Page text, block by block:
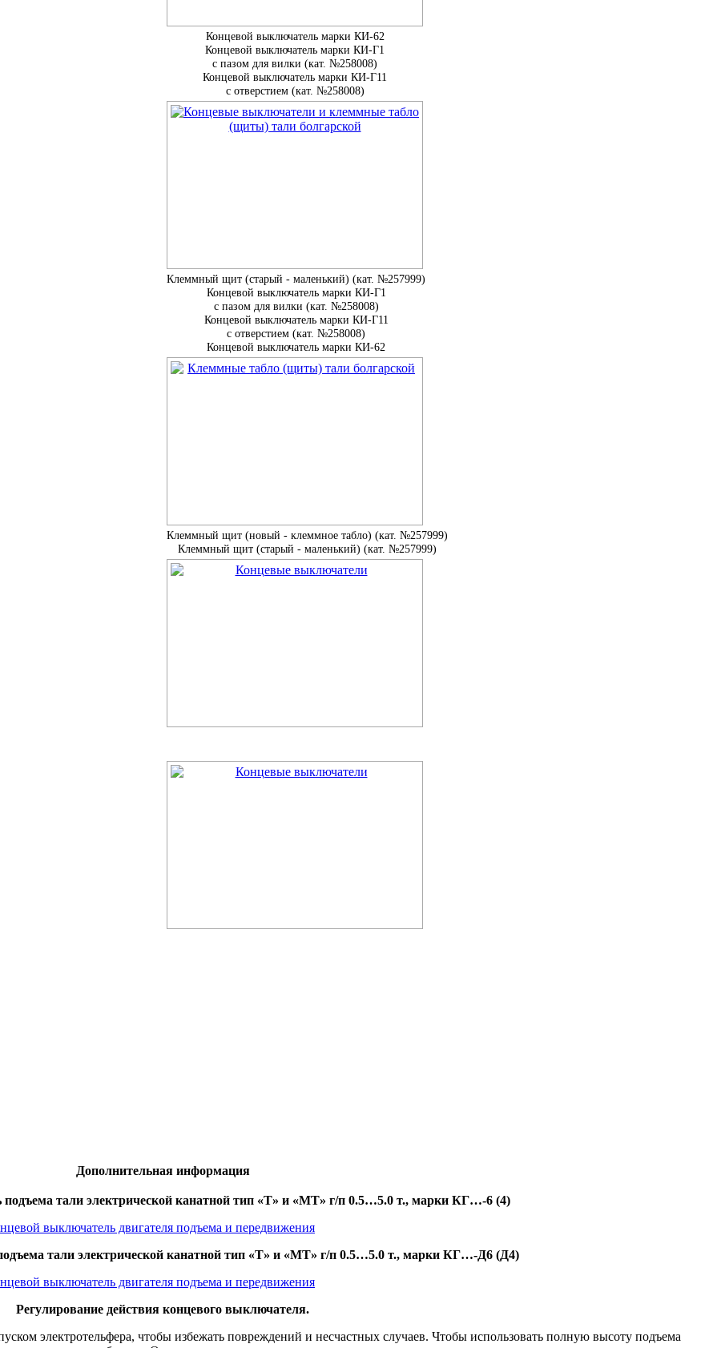
Концевой выключатель марки КИ-62
Концевой выключатель марки КИ-Г1
с пазом для вилки (кат. №258008)
Концевой выключатель марки КИ-Г11
с отверстием (кат. №258008)
Клеммный щит (старый - маленький) (кат. №257999)
Концевой выключатель марки КИ-Г1
с пазом для вилки (кат. №258008)
Концевой выключатель марки КИ-Г11
с отверстием (кат. №258008)
Концевой выключатель марки КИ-62
Клеммный щит (новый - клеммное табло) (кат. №257999)
Клеммный щит (старый - маленький) (кат. №257999)
Дополнительная информация
подъема тали электрической канатной тип «Т» и «МТ» г/п 0.5…5.0 т., марки КГ…-6 (4)
подъема тали электрической канатной тип «Т» и «МТ» г/п 0.5…5.0 т., марки КГ…-Д6 (Д4)
Регулирование действия концевого выключателя.
электротельфера, чтобы избежать повреждений и несчастных случаев. Чтобы использовать полную высоту подъема